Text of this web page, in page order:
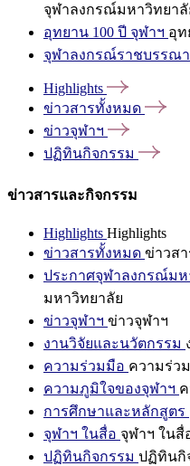
จุฬาลงกรณ์มหาวิทยาลั
อุทยาน 100 ปี จุฬาฯ อุท
จุฬาลงกรณ์ราชบรรณ
Highlights
ข่าวสารทั้งหมด
ข่าวจุฬาฯ
ปฏิทินกิจกรรม
ข่าวสารและกิจกรรม
Highlights Highlights
ข่าวสารทั้งหมด ข่าวส
ประกาศจุฬาลงกรณ์มห
มหาวิทยาลัย
ข่าวจุฬาฯ ข่าวจุฬาฯ
งานวิจัยและนวัตกรรม
ความร่วมมือ ความร่ว
ความภูมิใจของจุฬาฯ
การศึกษาและหลักสูตร
จุฬาฯ ในสื่อ จุฬาฯ ในสื่
ปฏิทินกิจกรรม ปฏิทินกิ